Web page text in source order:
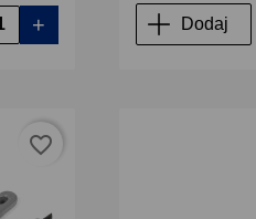
+ Dodaj
favorite_border